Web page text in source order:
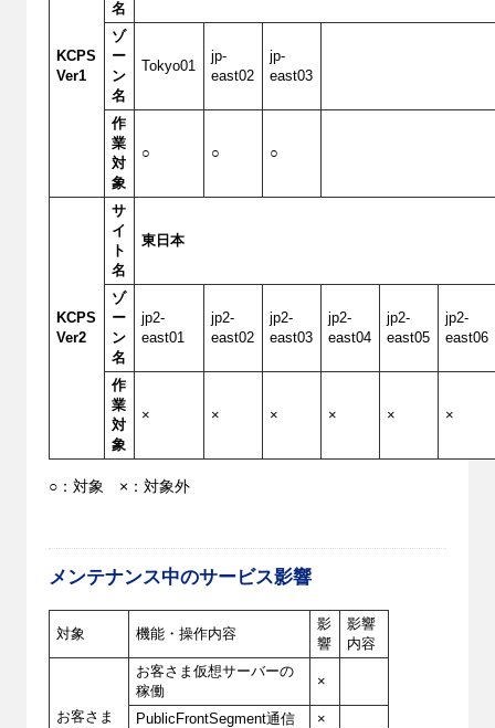
KCPS
Ver1
名
ゾ
ー
ン
名
Tokyo01
jp-
east02
jp-
east03
作
業
対
象
○ ○ ○
KCPS
Ver2
サ
イ
ト
名
東日本
ゾ
ー
ン
名
jp2-
east01
jp2-
east02
jp2-
east03
jp2-
east04
jp2-
east05
jp2-
east06
作
業
対
象
× × × × × ×
○：対象 ×：対象外
メンテナンス中のサービス影響
対象 機能・操作内容
影
響
影響
内容
お客さま
お客さま仮想サーバーの
稼働
×
PublicFrontSegment通信
×